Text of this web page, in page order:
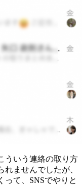
ういう連絡の取り方
ませんでしたが、
って、SNSでやりと